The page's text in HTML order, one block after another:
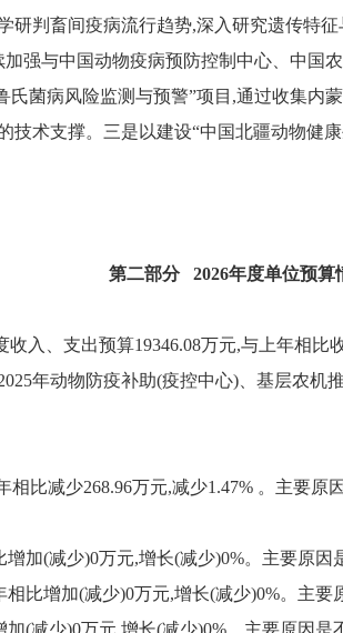
判畜间疫病流行趋势,深入研究遗传特
强与中国动物疫病预防控制中心、中国
氏菌病风险监测与预警”项目,通过收集
技术支撑。三是以建设“中国北疆动物健
第二部分 2026年度单位预算
入、支出预算19346.08万元,与上年相
年动物防疫补助(疫控中心)、基层农机
相比减少268.96万元,减少1.47% 。主要
加(减少)0万元,增长(减少)0%。主要原因
比增加(减少)0万元,增长(减少)0%。主要
(减少)0万元,增长(减少)0%。主要原因是